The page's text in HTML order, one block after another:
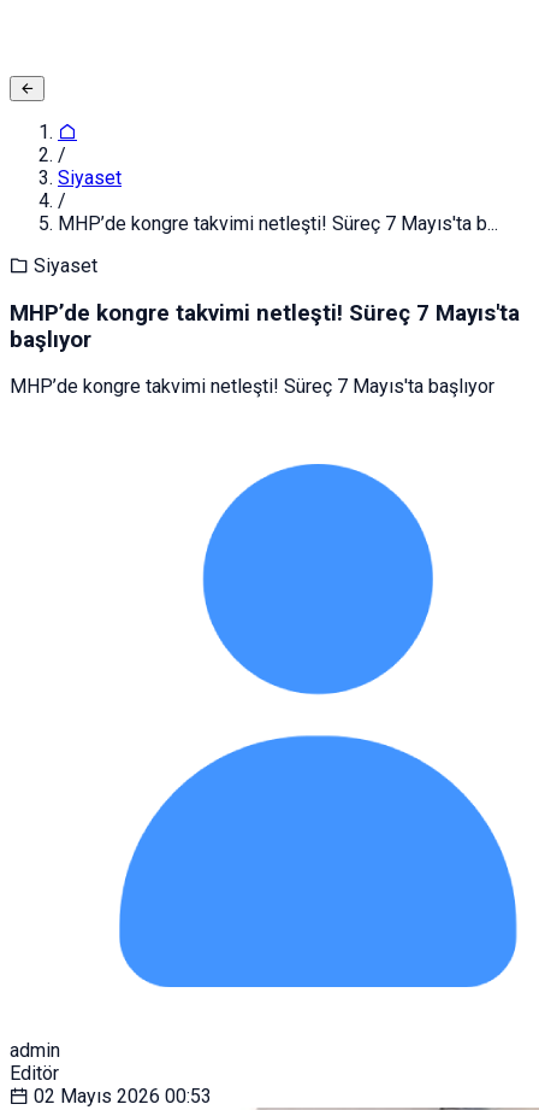
/
Siyaset
/
MHP’de kongre takvimi netleşti! Süreç 7 Mayıs'ta b...
Siyaset
MHP’de kongre takvimi netleşti! Süreç 7 Mayıs'ta
başlıyor
MHP’de kongre takvimi netleşti! Süreç 7 Mayıs'ta başlıyor
admin
Editör
02 Mayıs 2026 00:53